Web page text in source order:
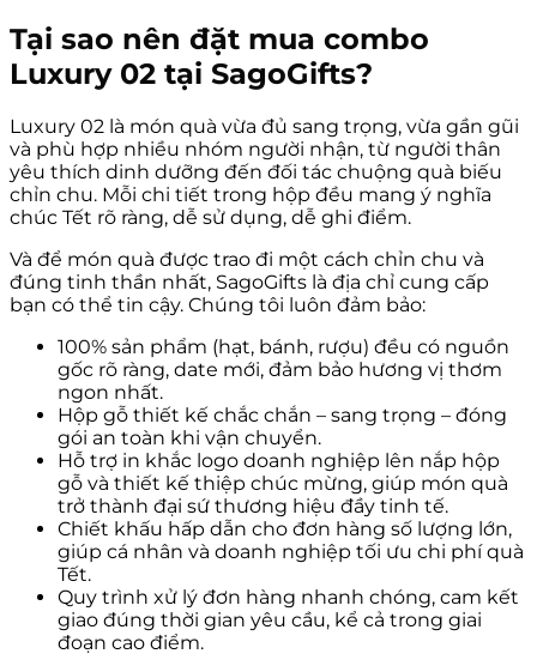
Tại sao nên đặt mua combo
Luxury 02 tại SagoGifts?
Luxury 02 là món quà vừa đủ sang trọng, vừa gần gũi
và phù hợp nhiều nhóm người nhận, từ người thân
yêu thích dinh dưỡng đến đối tác chuộng quà biếu
chỉn chu. Mỗi chi tiết trong hộp đều mang ý nghĩa
chúc Tết rõ ràng, dễ sử dụng, dễ ghi điểm.
Và để món quà được trao đi một cách chỉn chu và
đúng tinh thần nhất, SagoGifts là địa chỉ cung cấp
bạn có thể tin cậy. Chúng tôi luôn đảm bảo:
100% sản phẩm (hạt, bánh, rượu) đều có nguồn
gốc rõ ràng, date mới, đảm bảo hương vị thơm
ngon nhất.
Hộp gỗ thiết kế chắc chắn – sang trọng – đóng
gói an toàn khi vận chuyển.
Hỗ trợ in khắc logo doanh nghiệp lên nắp hộp
gỗ và thiết kế thiệp chúc mừng, giúp món quà
trở thành đại sứ thương hiệu đầy tinh tế.
Chiết khấu hấp dẫn cho đơn hàng số lượng lớn,
giúp cá nhân và doanh nghiệp tối ưu chi phí quà
Tết.
Quy trình xử lý đơn hàng nhanh chóng, cam kết
giao đúng thời gian yêu cầu, kể cả trong giai
đoạn cao điểm.